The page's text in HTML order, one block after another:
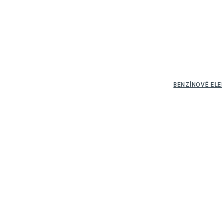
BENZÍNOVÉ